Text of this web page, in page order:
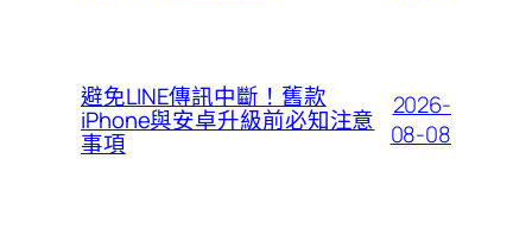
避免LINE傳訊中斷！舊款
iPhone與安卓升級前必知注意
事項
2026-
08-08